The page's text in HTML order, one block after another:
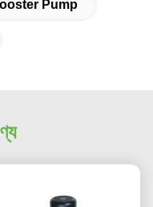
Pump